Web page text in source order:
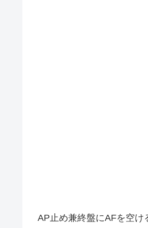
AP止め兼終盤にAFを空け